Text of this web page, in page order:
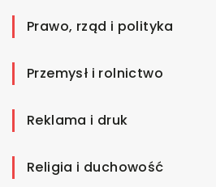
Prawo, rząd i polityka
Przemysł i rolnictwo
Reklama i druk
Religia i duchowość